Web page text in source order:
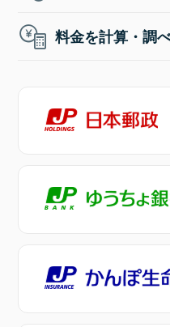
料金を計算・調